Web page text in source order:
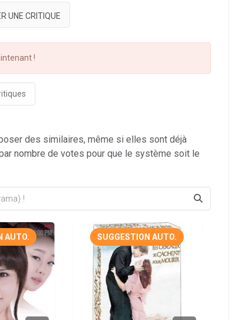
UNE CRITIQUE
!
des similaires, même si elles sont déjà
nombre de votes pour que le système soit le
AUTO. SUGGESTION AUTO.